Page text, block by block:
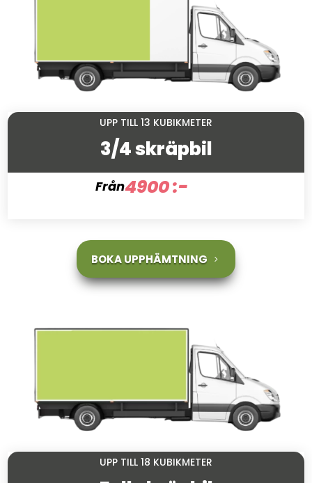
UPP TILL 13 KUBIKMETER
3/4 skräpbil
Från4900 :-
BOKA UPPHÄMTNING
UPP TILL 18 KUBIKMETER